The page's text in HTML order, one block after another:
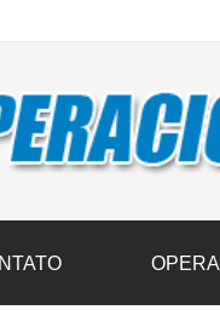
mil toneladas de